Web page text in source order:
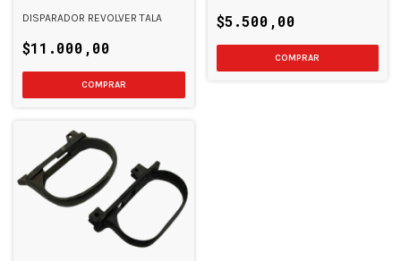
DISPARADOR REVOLVER TALA
$11.000,00
$5.500,00